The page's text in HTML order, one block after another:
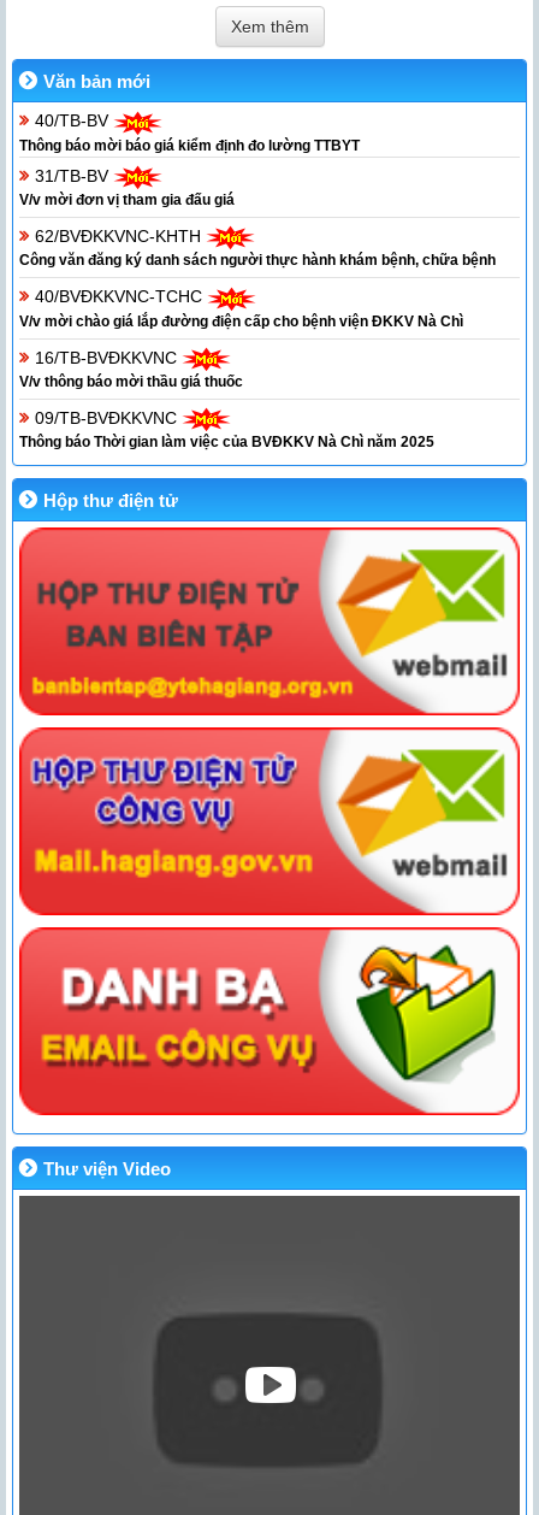
Xem thêm
Văn bản mới
40/TB-BV
Thông báo mời báo giá kiểm định đo lường TTBYT
31/TB-BV
V/v mời đơn vị tham gia đấu giá
62/BVĐKKVNC-KHTH
Công văn đăng ký danh sách người thực hành khám bệnh, chữa bệnh
40/BVĐKKVNC-TCHC
V/v mời chào giá lắp đường điện cấp cho bệnh viện ĐKKV Nà Chì
16/TB-BVĐKKVNC
V/v thông báo mời thầu giá thuốc
09/TB-BVĐKKVNC
Thông báo Thời gian làm việc của BVĐKKV Nà Chì năm 2025
Hộp thư điện tử
Thư viện Video